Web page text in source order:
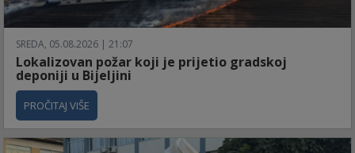
SREDA, 05.08.2026 | 21:07
Lokalizovan požar koji je prijetio gradskoj
deponiji u Bijeljini
PROČITAJ VIŠE